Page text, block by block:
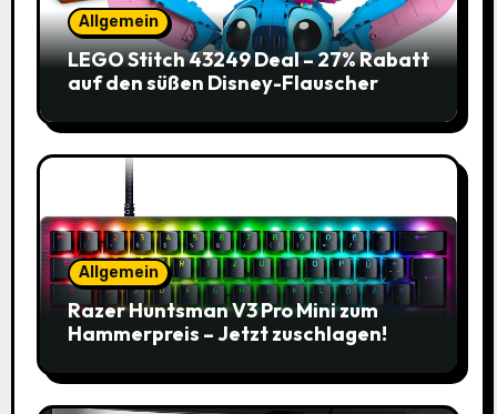
Allgemein
LEGO Stitch 43249 Deal – 27% Rabatt
auf den süßen Disney-Flauscher
Allgemein
Razer Huntsman V3 Pro Mini zum
Hammerpreis – Jetzt zuschlagen!